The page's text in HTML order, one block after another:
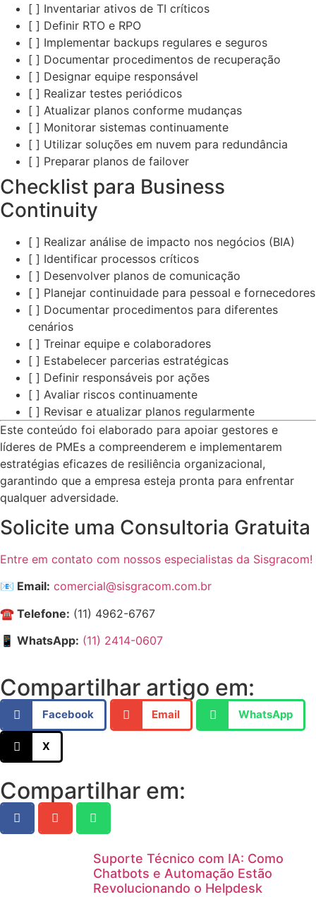
[ ] Inventariar ativos de TI críticos
[ ] Definir RTO e RPO
[ ] Implementar backups regulares e seguros
[ ] Documentar procedimentos de recuperação
[ ] Designar equipe responsável
[ ] Realizar testes periódicos
[ ] Atualizar planos conforme mudanças
[ ] Monitorar sistemas continuamente
[ ] Utilizar soluções em nuvem para redundância
[ ] Preparar planos de failover
Checklist para Business
Continuity
[ ] Realizar análise de impacto nos negócios (BIA)
[ ] Identificar processos críticos
[ ] Desenvolver planos de comunicação
[ ] Planejar continuidade para pessoal e fornecedores
[ ] Documentar procedimentos para diferentes
cenários
[ ] Treinar equipe e colaboradores
[ ] Estabelecer parcerias estratégicas
[ ] Definir responsáveis por ações
[ ] Avaliar riscos continuamente
[ ] Revisar e atualizar planos regularmente
Este conteúdo foi elaborado para apoiar gestores e
líderes de PMEs a compreenderem e implementarem
estratégias eficazes de resiliência organizacional,
garantindo que a empresa esteja pronta para enfrentar
qualquer adversidade.
Solicite uma Consultoria Gratuita
Entre em contato com nossos especialistas da Sisgracom!
📧 Email: comercial@sisgracom.com.br
☎️ Telefone: (11) 4962-6767
📱 WhatsApp: (11) 2414-0607
Compartilhar artigo em:
Facebook Email WhatsApp
X
Compartilhar em:
Suporte Técnico com IA: Como
Chatbots e Automação Estão
Revolucionando o Helpdesk